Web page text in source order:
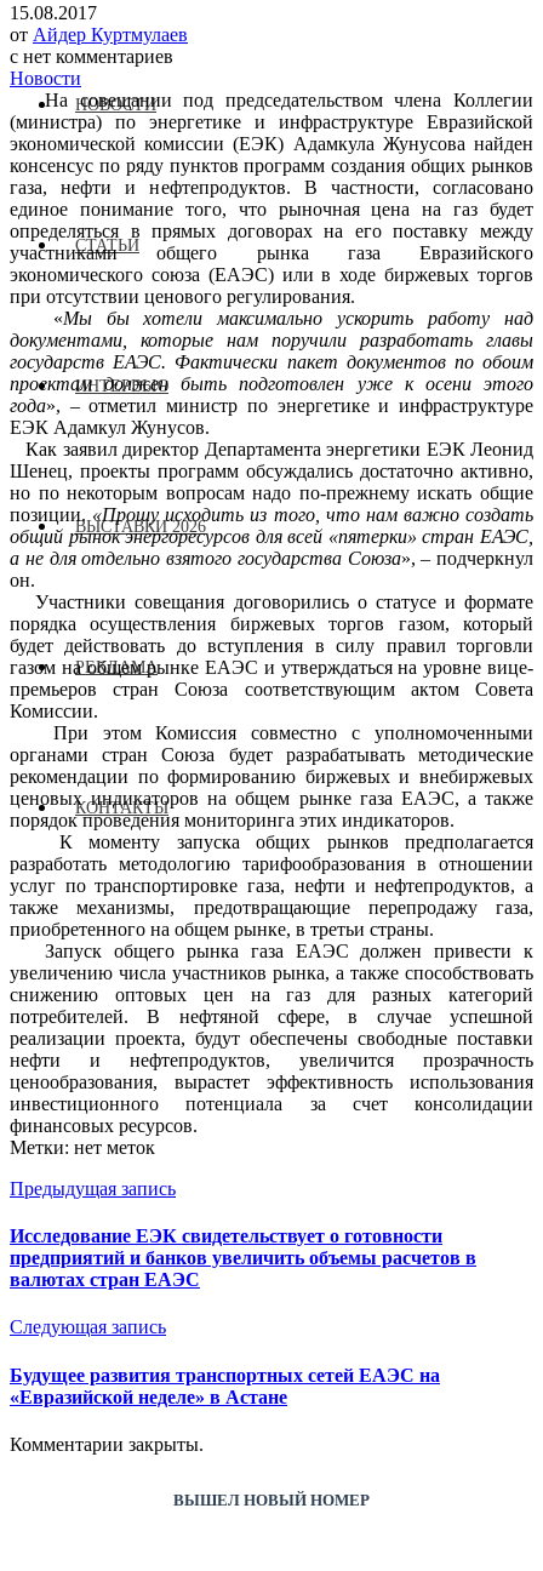
НОВОСТИ
СТАТЬИ
ИНТЕРВЬЮ
ВЫСТАВКИ 2026
РЕКЛАМА
КОНТАКТЫ
15.08.2017
от Айдер Куртмулаев
с нет комментариев
Новости
На совещании под председательством члена Коллегии
(министра) по энергетике и инфраструктуре Евразийской
экономической комиссии (ЕЭК) Адамкула Жунусова найден
консенсус по ряду пунктов программ создания общих рынков
газа, нефти и нефтепродуктов. В частности, согласовано
единое понимание того, что рыночная цена на газ будет
определяться в прямых договорах на его поставку между
участниками общего рынка газа Евразийского
экономического союза (ЕАЭС) или в ходе биржевых торгов
при отсутствии ценового регулирования.
«Мы бы хотели максимально ускорить работу над
документами, которые нам поручили разработать главы
государств ЕАЭС. Фактически пакет документов по обоим
проектам должен быть подготовлен уже к осени этого
года», – отметил министр по энергетике и инфраструктуре
ЕЭК Адамкул Жунусов.
Как заявил директор Департамента энергетики ЕЭК Леонид
Шенец, проекты программ обсуждались достаточно активно,
но по некоторым вопросам надо по-прежнему искать общие
позиции. «Прошу исходить из того, что нам важно создать
общий рынок энергоресурсов для всей «пятерки» стран ЕАЭС,
а не для отдельно взятого государства Союза», – подчеркнул
он.
Участники совещания договорились о статусе и формате
порядка осуществления биржевых торгов газом, который
будет действовать до вступления в силу правил торговли
газом на общем рынке ЕАЭС и утверждаться на уровне вице-
премьеров стран Союза соответствующим актом Совета
Комиссии.
При этом Комиссия совместно с уполномоченными
органами стран Союза будет разрабатывать методические
рекомендации по формированию биржевых и внебиржевых
ценовых индикаторов на общем рынке газа ЕАЭС, а также
порядок проведения мониторинга этих индикаторов.
К моменту запуска общих рынков предполагается
разработать методологию тарифообразования в отношении
услуг по транспортировке газа, нефти и нефтепродуктов, а
также механизмы, предотвращающие перепродажу газа,
приобретенного на общем рынке, в третьи страны.
Запуск общего рынка газа ЕАЭС должен привести к
увеличению числа участников рынка, а также способствовать
снижению оптовых цен на газ для разных категорий
потребителей. В нефтяной сфере, в случае успешной
реализации проекта, будут обеспечены свободные поставки
нефти и нефтепродуктов, увеличится прозрачность
ценообразования, вырастет эффективность использования
инвестиционного потенциала за счет консолидации
финансовых ресурсов.
Метки: нет меток
Предыдущая запись
Исследование ЕЭК свидетельствует о готовности
предприятий и банков увеличить объемы расчетов в
валютах стран ЕАЭС
Следующая запись
Будущее развития транспортных сетей ЕАЭС на
«Евразийской неделе» в Астане
Комментарии закрыты.
ВЫШЕЛ НОВЫЙ НОМЕР